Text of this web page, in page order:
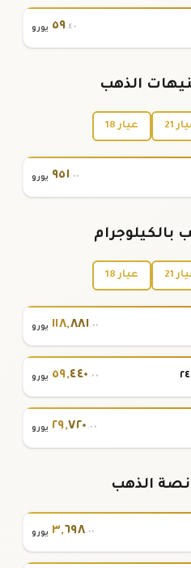
٥٩.٤٠ يورو
الذهب
21 عيار 18
٩٥١.٠٠ يورو
بالكيلوجرام
21 عيار 18
١١٨,٨٨١.٠٠ يورو
٥٩,٤٤٠ .٠٠ يورو
٢٩,٧٢٠ .٠٠ يورو
الذهب
٣,٦٩٨.٠٠ يورو